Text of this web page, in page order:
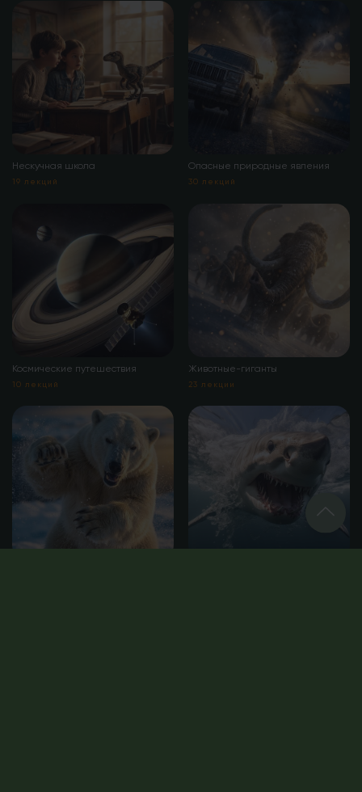
19 лекций
Нескучная школа
30 лекций
Опасные природные явления
10 лекций
Космические путешествия
23 лекции
Животные-гиганты